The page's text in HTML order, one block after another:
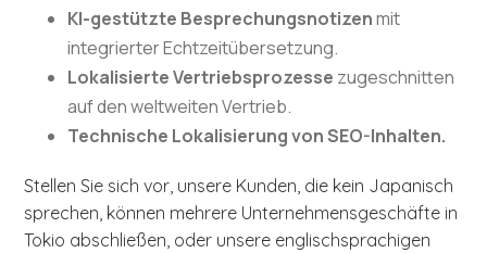
KI-gestützte Besprechungsnotizenmit
integrierter Echtzeitübersetzung.
Lokalisierte Vertriebsprozesse zugeschnitten
auf den weltweiten Vertrieb.
Technische Lokalisierung von SEO-Inhalten.
Stellen Sie sich vor, unsere Kunden, die kein Japanisch
sprechen, können mehrere Unternehmensgeschäfte in
Tokio abschließen, oder unsere englischsprachigen